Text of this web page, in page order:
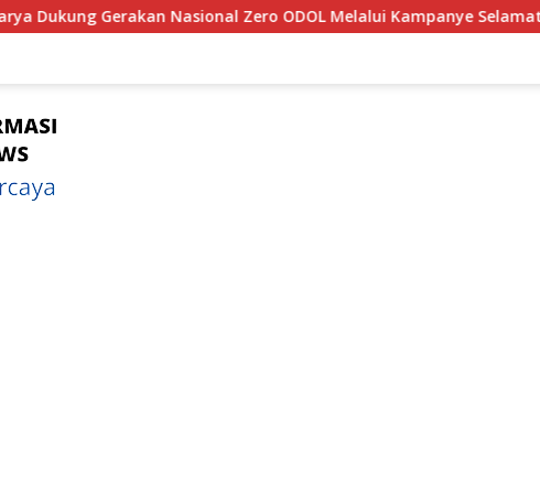
Zero ODOL Melalui Kampanye Selamat Sampai Tujuan (SETUJU)